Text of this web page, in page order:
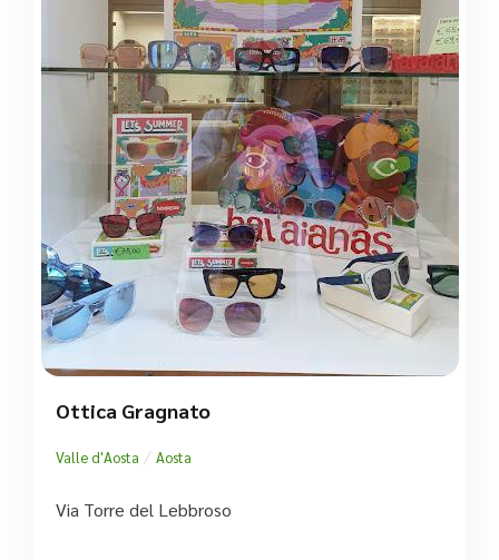
Ottica Gragnato
Valle d'Aosta / Aosta
Via Torre del Lebbroso